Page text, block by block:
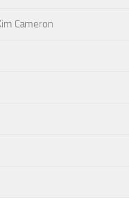
Cameron